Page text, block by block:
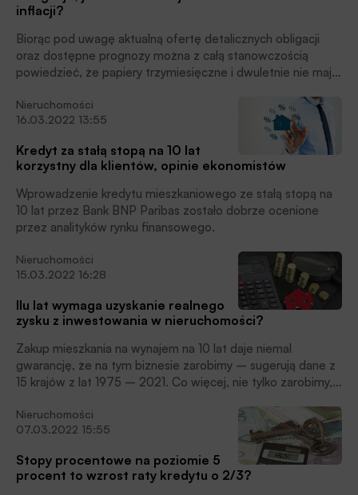
inflacji?
Biorąc pod uwagę aktualną ofertę detalicznych obligacji
oraz dostępne prognozy można z całą stanowczością
powiedzieć, że papiery trzymiesięczne i dwuletnie nie mają
potrafią uchronić oszczędności przed inflacją na poziomie
zaledwie 2,5%, a dziesięciolatki 4%. Dopiero obligacje
dwunastoletnie chronią przed inflacją na poziomie około
7,5%. Są to jednak papiery przeznaczone dla osób
otrzymujących świadczenie 500+, a na ich zakup można
wydać tylko tyle ile otrzymało się w ramach świadczenia
wychowawczego, pisze Bartosz Turek, główny analityk HRE
Investments.
Nieruchomości
16.03.2022 13:55
Kredyt za stałą stopą na 10 lat
korzystny dla klientów, opinie ekonomistów
Wprowadzenie kredytu mieszkaniowego ze stałą stopą na
10 lat przez Bank BNP Paribas zostało dobrze ocenione
przez analityków rynku finansowego.
Nieruchomości
15.03.2022 16:28
Ilu lat wymaga uzyskanie realnego
zysku z inwestowania w nieruchomości?
Zakup mieszkania na wynajem na 10 lat daje niemal
gwarancję, że na tym biznesie zarobimy – sugerują dane z
15 krajów z lat 1975 – 2021. Co więcej, nie tylko zarobimy,
Bartosz Turek i Oskar Sękowski, HRE Investments.
Nieruchomości
07.03.2022 15:55
Stopy procentowe na poziomie 5
procent to wzrost raty kredytu o 2/3?